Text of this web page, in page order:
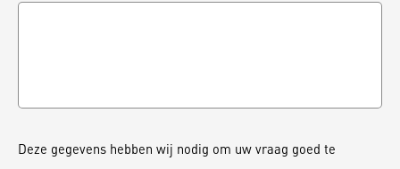
Deze gegevens hebben wij nodig om uw vraag goed te